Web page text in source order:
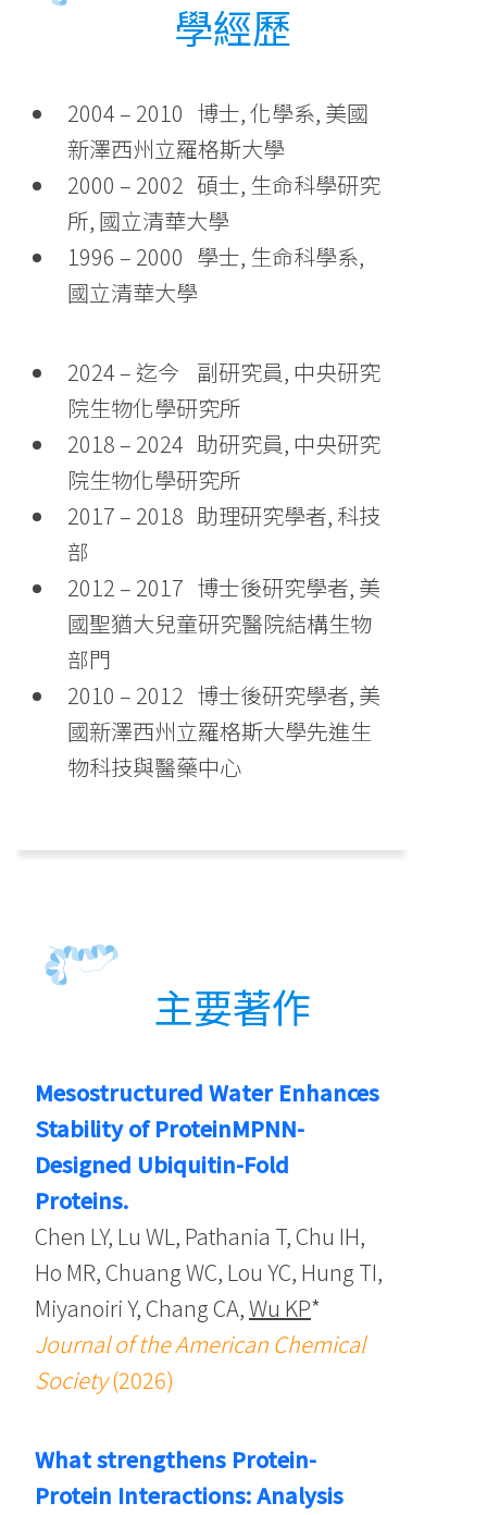
學經歷
2004 – 2010 博士, 化學系, 美國
新澤西州立羅格斯大學
2000 – 2002 碩士, 生命科學研究
所, 國立清華大學
1996 – 2000 學士, 生命科學系,
國立清華大學
2024 – 迄今 副研究員, 中央研究
院生物化學研究所
2018 – 2024 助研究員, 中央研究
院生物化學研究所
2017 – 2018 助理研究學者, 科技
部
2012 – 2017 博士後研究學者, 美
國聖猶大兒童研究醫院結構生物
部門
2010 – 2012 博士後研究學者, 美
國新澤西州立羅格斯大學先進生
物科技與醫藥中心
主要著作
Mesostructured Water Enhances
Stability of ProteinMPNN-
Designed Ubiquitin-Fold
Proteins.
Chen LY, Lu WL, Pathania T, Chu IH,
Ho MR, Chuang WC, Lou YC, Hung TI,
Miyanoiri Y, Chang CA,Wu KP*
Journal of the American Chemical
Society(2026)
What strengthens Protein-
Protein Interactions: Analysis